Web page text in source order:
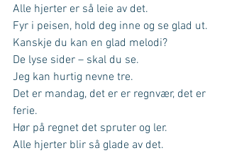
Alle hjerter er så leie av det.
Fyr i peisen, hold deg inne og se glad ut.
Kanskje du kan en glad melodi?
De lyse sider – skal du se.
Jeg kan hurtig nevne tre.
Det er mandag, det er er regnvær, det er
ferie.
Hør på regnet det spruter og ler.
Alle hjerter blir så glade av det.